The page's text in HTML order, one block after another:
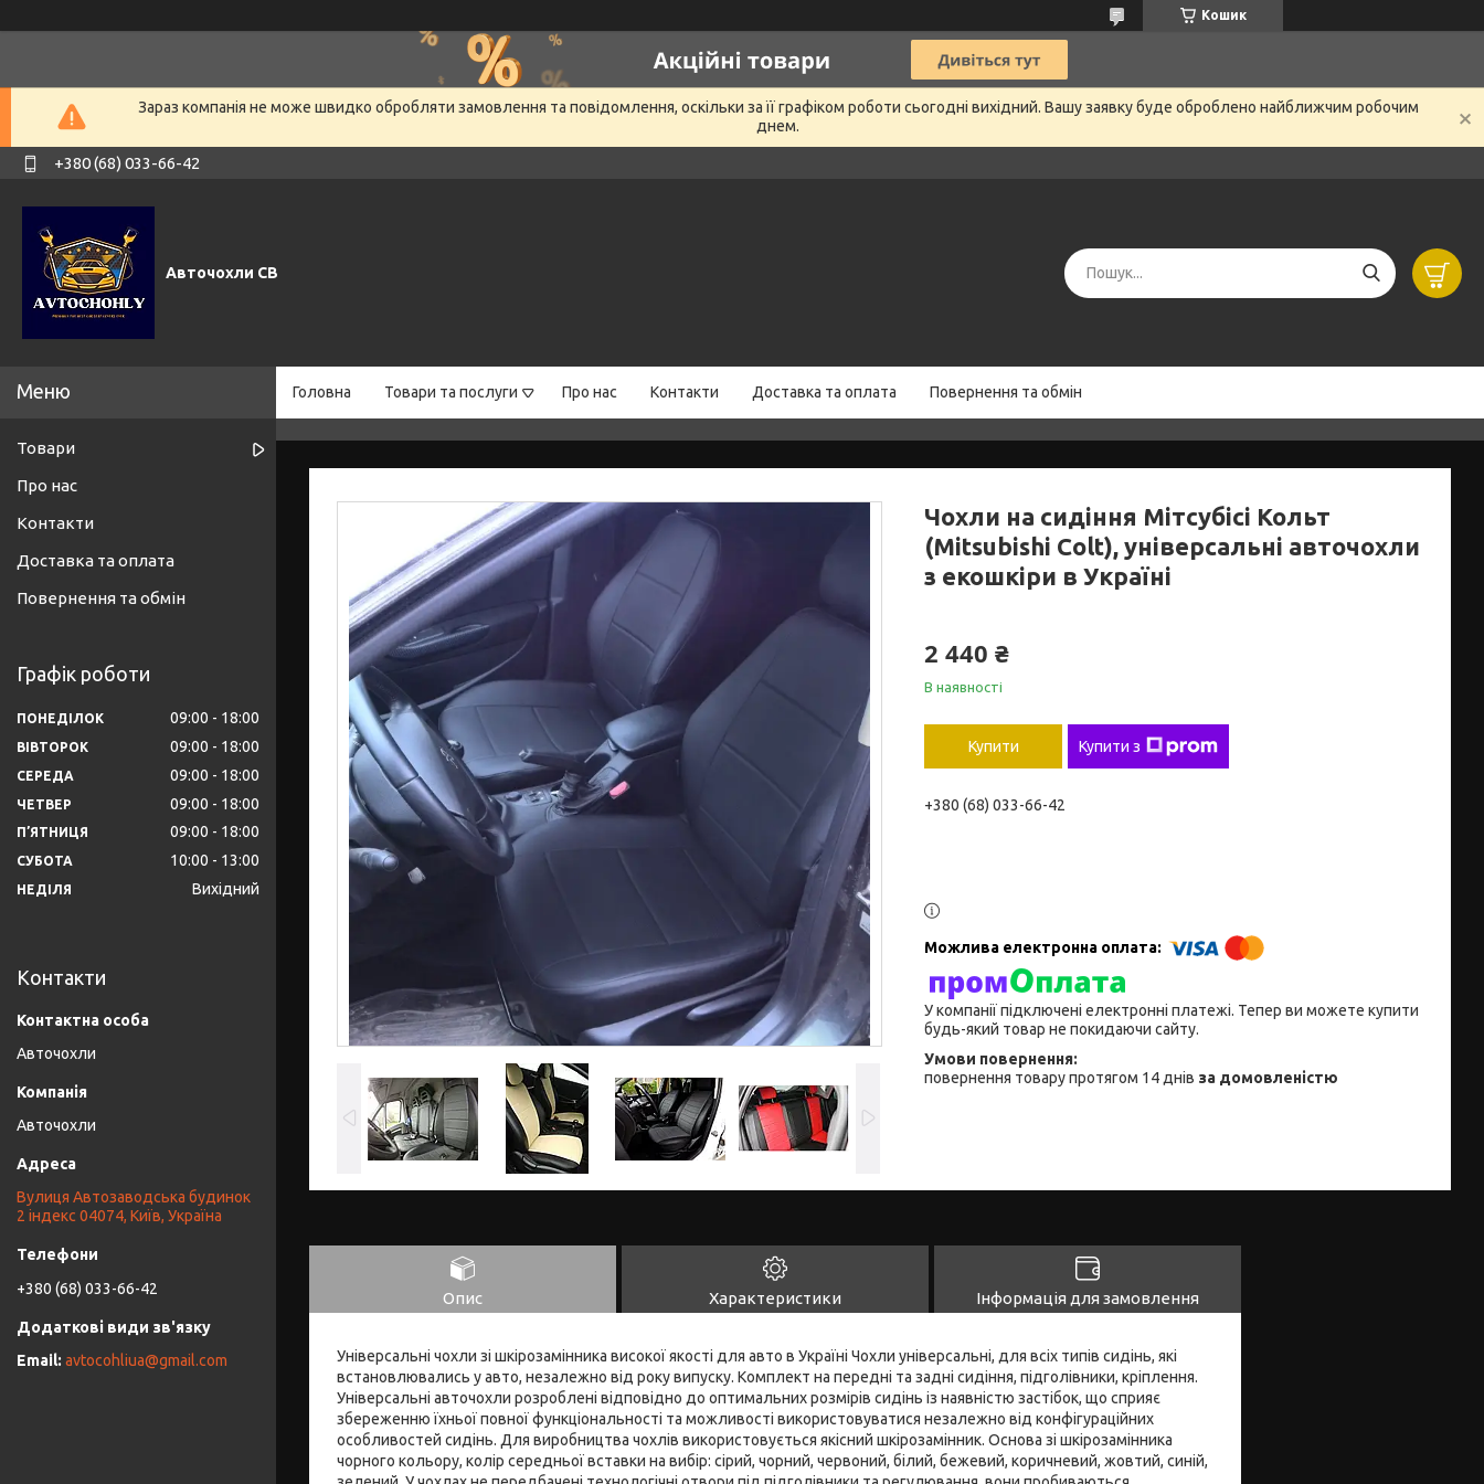
Кошик
Зараз компанія не може швидко обробляти замовлення та повідомлення, оскільки за її графіком роботи сьогодні вихідний. Вашу заявку буде оброблено найближчим робочим
днем.
+380 (68) 033-66-42
Авточохли СВ
Головна Товари та послуги Про нас Контакти Доставка та оплата Повернення та обмін
Чохли на сидіння Мітсубісі Кольт
(Mitsubishi Colt), універсальні авточохли
з екошкіри в Україні
2 440 ₴
В наявності
Купити Купити з
+380 (68) 033-66-42
У компанії підключені електронні платежі. Тепер ви можете купити
будь-який товар не покидаючи сайту.
повернення товару протягом 14 днів за домовленістю
Опис Характеристики Інформація для замовлення
Універсальні чохли зі шкірозамінника високої якості для авто в Україні Чохли універсальні, для всіх типів сидінь, які
встановлювались у авто, незалежно від року випуску. Комплект на передні та задні сидіння, підголівники, кріплення.
Універсальні авточохли розроблені відповідно до оптимальних розмірів сидінь із наявністю застібок, що сприяє
збереженню їхньої повної функціональності та можливості використовуватися незалежно від конфігураційних
особливостей сидінь. Для виробництва чохлів використовується якісний шкірозамінник. Основа зі шкірозамінника
чорного кольору, колір середньої вставки на вибір: сірий, чорний, червоний, білий, бежевий, коричневий, жовтий, синій,
Товари
Про нас
Контакти
Доставка та оплата
Повернення та обмін
Графік роботи
ПОНЕДІЛОК 09:00 18:00
ВІВТОРОК 09:00 18:00
СЕРЕДА 09:00 18:00
ЧЕТВЕР 09:00 18:00
ПʼЯТНИЦЯ 09:00 18:00
СУБОТА 10:00 13:00
НЕДІЛЯ Вихідний
Контакти
Авточохли
Авточохли
Вулиця Автозаводська будинок
2 індекс 04074, Київ, Україна
+380 (68) 033-66-42
avtocohliua@gmail.com